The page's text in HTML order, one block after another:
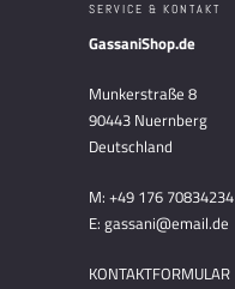
SERVICE & KONTAKT
GassaniShop.de
Munkerstraße 8
90443 Nuernberg
Deutschland
M: +49 176 70834234
E: gassani@email.de
KONTAKTFORMULAR